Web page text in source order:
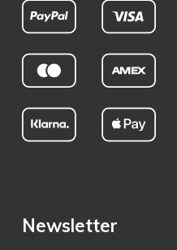
Newsletter